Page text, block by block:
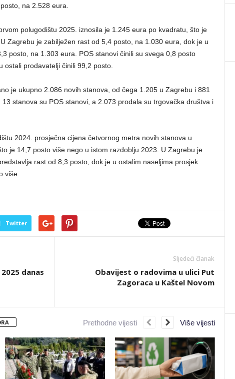
na 2.528 eura.
polugodištu 2025. iznosila je 1.245 eura po kvadratu, što je
Zagrebu je zabilježen rast od 5,4 posto, na 1.030 eura, dok je u
posto, na 1.303 eura. POS stanovi činili su svega 0,8 posto
ostali prodavatelji činili 99,2 posto.
je ukupno 2.086 novih stanova, od čega 1.205 u Zagrebu i 881
stanova su POS stanovi, a 2.073 prodala su trgovačka društva i
2024. prosječna cijena četvornog metra novih stanova u
je 14,7 posto više nego u istom razdoblju 2023. U Zagrebu je
rast od 8,3 posto, dok je u ostalim naseljima prosjek
više.
Twitter
danas
Sljedeći članak
Obavijest o radovima u ulici Put
Zagoraca u Kaštel Novom
Prethodne vijesti Više vijesti